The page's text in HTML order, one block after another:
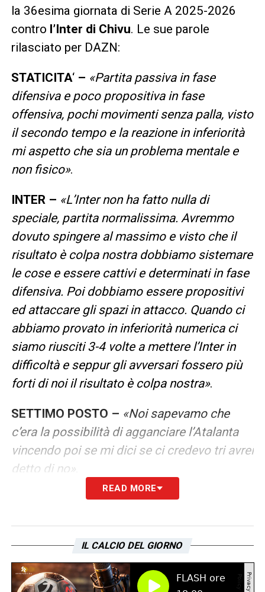
la 36esima giornata di Serie A 2025-2026
contro l’Inter di Chivu. Le sue parole
rilasciato per DAZN:
STATICITA‘ – «Partita passiva in fase
difensiva e poco propositiva in fase
offensiva, pochi movimenti senza palla, visto
il secondo tempo e la reazione in inferiorità
mi aspetto che sia un problema mentale e
non fisico».
INTER – «L’Inter non ha fatto nulla di
speciale, partita normalissima. Avremmo
dovuto spingere al massimo e visto che il
risultato è colpa nostra dobbiamo sistemare
le cose e essere cattivi e determinati in fase
difensiva. Poi dobbiamo essere propositivi
ed attaccare gli spazi in attacco. Quando ci
abbiamo provato in inferiorità numerica ci
siamo riusciti 3-4 volte a mettere l’Inter in
difficoltà e seppur gli avversari fossero più
forti di noi il risultato è colpa nostra».
SETTIMO POSTO – «Noi sapevamo che
c’era la possibilità di agganciare l’Atalanta
vincendo poi se mi dici se ci credevo tri avrei
detto di no».
«Noi speriamo di cambiare. Oggi
Ultimissime Lazio LIVE: dall’interesse per
Esposito alle condizioni di Zaccagni
READ MORE
IL CALCIO DEL GIORNO